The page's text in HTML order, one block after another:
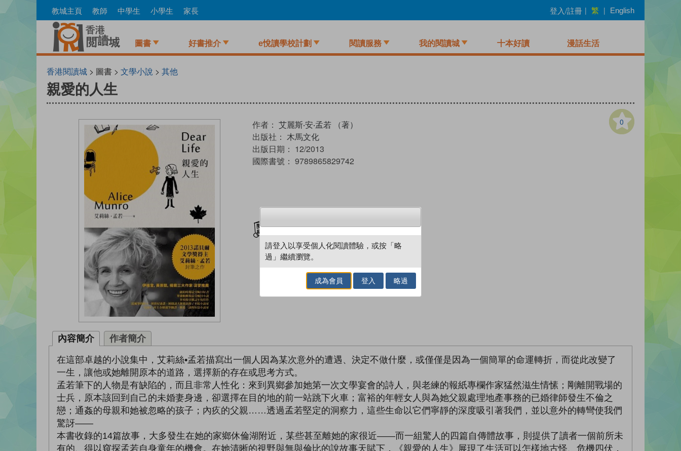
to
教城主頁 教師 中學生 小學生 家長 登入/註冊 | 繁 | English
圖書 好書推介 e悅讀學校計劃 閱讀服務 我的閱讀城 十本好讀 漫話生活
香港閱讀城 > 圖書 > 文學小說 > 其他
親愛的人生
0
作者： 艾麗斯‧安‧孟若 （著）
出版社： 木馬文化
出版日期： 12/2013
國際書號： 9789865829742
內容簡介 作者簡介
在這部卓越的小說集中，艾莉絲•孟若描寫出一個人因為某次意外的遭遇、決定不做什麼，或僅僅是因為一個簡單的命運轉折，而從此改變了
一生，讓他或她離開原本的道路，選擇新的存在或思考方式。
孟若筆下的人物是有缺陷的，而且非常人性化：來到異鄉參加她第一次文學宴會的詩人，與老練的報紙專欄作家猛然滋生情愫；剛離開戰場的
士兵，原本該回到自己的未婚妻身邊，卻選擇在目的地的前一站跳下火車；富裕的年輕女人與為她父親處理地產事務的已婚律師發生不倫之
戀；通姦的母親和她被忽略的孩子；內疚的父親……透過孟若堅定的洞察力，這些生命以它們寧靜的深度吸引著我們，並以意外的轉彎使我們
驚訝——
本書收錄的14篇故事，大多發生在她的家鄉休倫湖附近，某些甚至離她的家很近——而一組驚人的四篇自傳體故事，則提供了讀者一個前所未
有的、得以窺探孟若自身童年的機會。在她清晰的視野與無與倫比的說故事天賦下，《親愛的人生》展現了生活可以怎樣地古怪、危機四伏，
請登入以享受個人化閱讀體驗，或按「略
過」繼續瀏覽。
成為會員 登入 略過